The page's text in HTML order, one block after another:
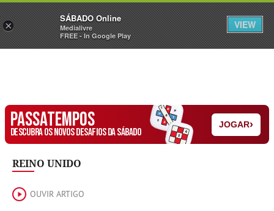
Sábado Assine Iniciar Sessão
PASSATEMPOS
DESCUBRA OS NOVOS DESAFIOS DA SÁBADO
JOGAR›
REINO UNIDO
OUVIR ARTIGO
×
SÁBADO Online
Medialivre
FREE - In Google Play
VIEW